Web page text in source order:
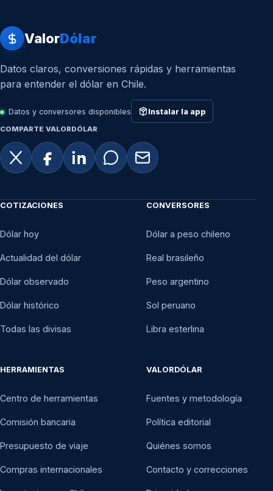
ValorDólar
Datos claros, conversiones rápidas y herramientas
para entender el dólar en Chile.
Datos y conversores disponibles Instalar la app
COMPARTE VALORDÓLAR
COTIZACIONES
Dólar hoy
Actualidad del dólar
Dólar observado
Dólar histórico
Todas las divisas
CONVERSORES
Dólar a peso chileno
Real brasileño
Peso argentino
Sol peruano
Libra esterlina
HERRAMIENTAS
Centro de herramientas
Comisión bancaria
Presupuesto de viaje
Compras internacionales
VALORDÓLAR
Fuentes y metodología
Política editorial
Quiénes somos
Contacto y correcciones